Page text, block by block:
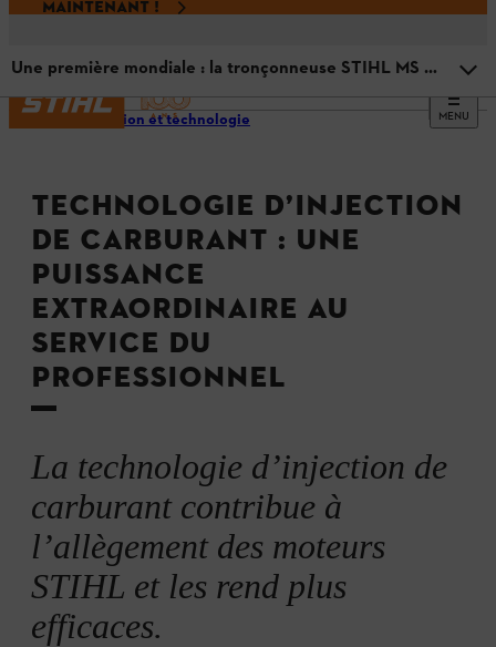
MAINTENANT !
MENU
Innovation et technologie
TECHNOLOGIE D’INJECTION
DE CARBURANT : UNE
PUISSANCE
EXTRAORDINAIRE AU
SERVICE DU
PROFESSIONNEL
La technologie d’injection de
carburant contribue à
l’allègement des moteurs
STIHL et les rend plus
efficaces.
Une première mondiale : la tronçonneuse STIHL MS 500¡
Types de système d’injection de carburant
Une première mondiale : la tronçonneuse STIHL MS
500¡